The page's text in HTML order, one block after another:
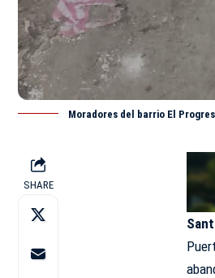
Moradores del barrio El
SHARE